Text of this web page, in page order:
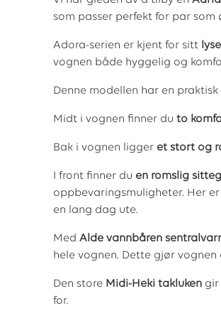
som passer perfekt for par som
Adora-serien er kjent for sitt
vognen både hyggelig og
Denne modellen har en
Midt i vognen finner du to
Bak i vognen ligger et stort og
I front finner du en romslig
oppbevaringsmuligheter. Her
en lang dag ute.
Med Alde vannbåren
hele vognen. Dette gjør
Den store Midi-Heki takluken gir
for.